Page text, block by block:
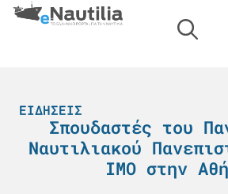
ΕΙΔΉΣΕΙΣ
Σπουδαστές του
Ναυτιλιακού
IMO στην